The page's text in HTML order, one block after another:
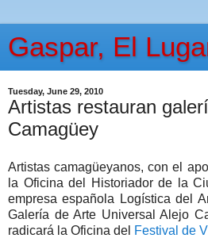
Gaspar, El
Tuesday, June 29, 2010
Artistas restauran
Camagüey
Artistas camagüeyanos, con el
la Oficina del Historiador de la
empresa española Logística del
Galería de Arte Universal Alejo
radicará la Oficina del Festival de